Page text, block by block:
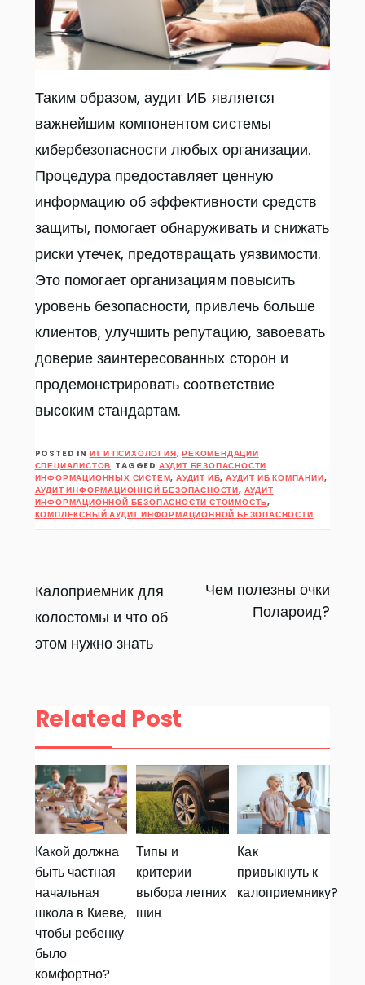
Таким образом, аудит ИБ является
важнейшим компонентом системы
кибербезопасности любых организации.
Процедура предоставляет ценную
информацию об эффективности средств
защиты, помогает обнаруживать и снижать
риски утечек, предотвращать уязвимости.
Это помогает организациям повысить
уровень безопасности, привлечь больше
клиентов, улучшить репутацию, завоевать
доверие заинтересованных сторон и
продемонстрировать соответствие
высоким стандартам.
POSTED IN ИТ И ПСИХОЛОГИЯ,РЕКОМЕНДАЦИИ
СПЕЦИАЛИСТОВ TAGGED АУДИТ БЕЗОПАСНОСТИ
ИНФОРМАЦИОННЫХ СИСТЕМ, АУДИТ ИБ, АУДИТ ИБ КОМПАНИИ,
АУДИТ ИНФОРМАЦИОННОЙ БЕЗОПАСНОСТИ, АУДИТ
ИНФОРМАЦИОННОЙ БЕЗОПАСНОСТИ СТОИМОСТЬ,
КОМПЛЕКСНЫЙ АУДИТ ИНФОРМАЦИОННОЙ БЕЗОПАСНОСТИ
Навигация
по
Калоприемник для
колостомы и что об
этом нужно знать
Чем полезны очки
Полароид?
Related Post
Какой должна
быть частная
начальная
школа в Киеве,
чтобы ребенку
было
комфортно?
Типы и
критерии
выбора летних
шин
Как
привыкнуть к
калоприемнику?